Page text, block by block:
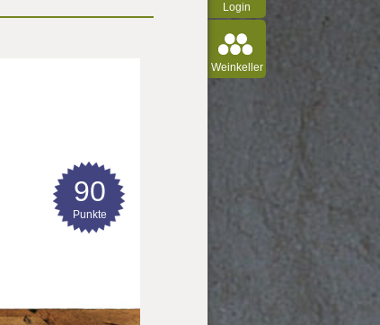
Login
Weinkeller
90
Punkte